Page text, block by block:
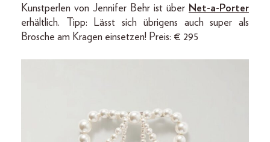
Kunstperlen von Jennifer Behr ist über Net-a-Porter
erhältlich. Tipp: Lässt sich übrigens auch super als
Brosche am Kragen einsetzen! Preis: € 295